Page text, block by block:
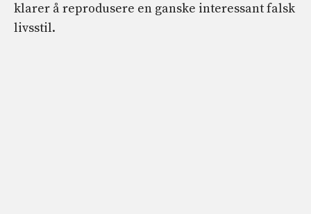
klarer å reprodusere en ganske interessant falsk
livsstil.